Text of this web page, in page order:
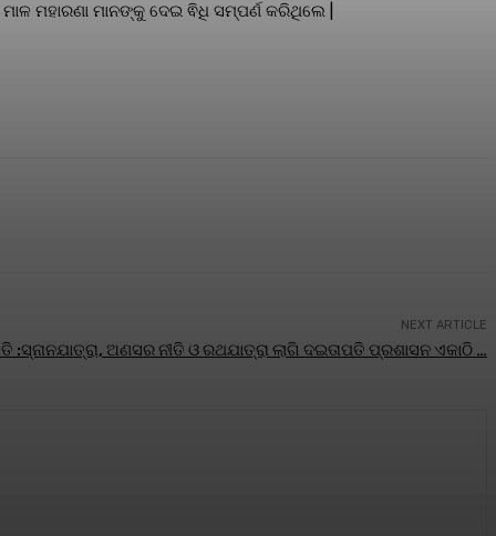
ମହାରଣା ମାନଙ୍କୁ ଦେଇ ଵିଧି ସମ୍ପର୍ଣ କରିଥିଲେ |
NEXT ARTICLE
:ସ୍ନାନଯାତ୍ରା, ଅଣସର ନୀତି ଓ ରଥଯାତ୍ରା ଲାଗି ଦଇତାପତି ପ୍ରଶାସନ ଏକାଠି …